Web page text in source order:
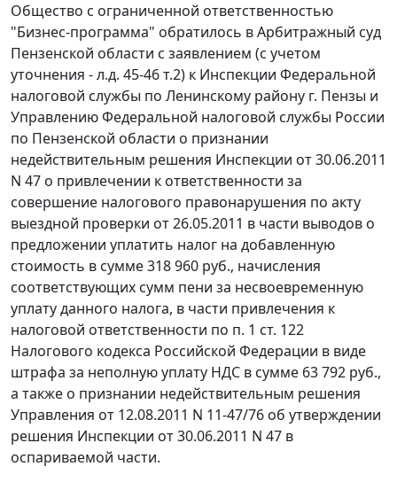
Общество с ограниченной ответственностью
"Бизнес-программа" обратилось в Арбитражный суд
Пензенской области с заявлением (с учетом
уточнения - л.д. 45-46 т.2) к Инспекции Федеральной
налоговой службы по Ленинскому району г. Пензы и
Управлению Федеральной налоговой службы России
по Пензенской области о признании
недействительным решения Инспекции от 30.06.2011
N 47 о привлечении к ответственности за
совершение налогового правонарушения по акту
выездной проверки от 26.05.2011 в части выводов о
предложении уплатить налог на добавленную
стоимость в сумме 318 960 руб., начисления
соответствующих сумм пени за несвоевременную
уплату данного налога, в части привлечения к
налоговой ответственности по п. 1 ст. 122
Налогового кодекса Российской Федерации в виде
штрафа за неполную уплату НДС в сумме 63 792 руб.,
а также о признании недействительным решения
Управления от 12.08.2011 N 11-47/76 об утверждении
решения Инспекции от 30.06.2011 N 47 в
оспариваемой части.